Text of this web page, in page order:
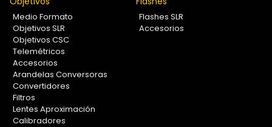
Medio Formato
Objetivos SLR
Objetivos CSC
Telemétricos
Accesorios
Arandelas Conversoras
Convertidores
Filtros
Lentes Aproximación
Calibradores
Flashes SLR
Accesorios